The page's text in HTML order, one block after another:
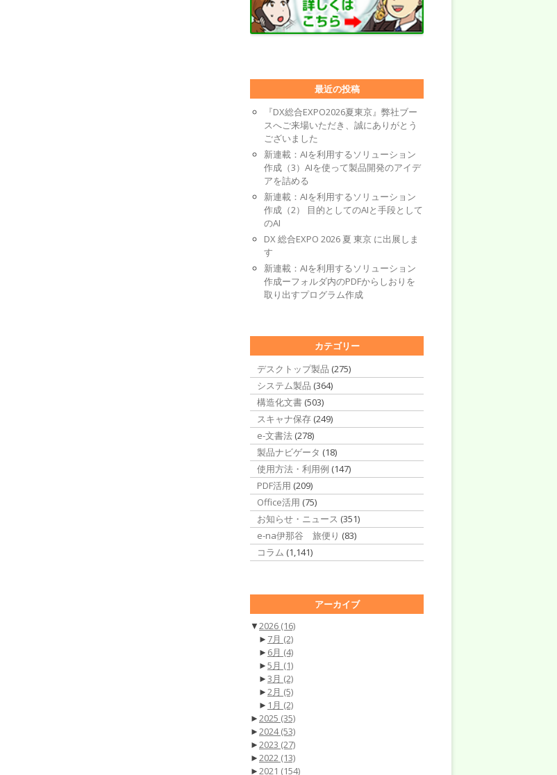
最近の投稿
『DX総合EXPO2026夏東京』弊社ブー
スへご来場いただき、誠にありがとう
ございました
新連載：AIを利用するソリューション
作成（3）AIを使って製品開発のアイデ
アを詰める
新連載：AIを利用するソリューション
作成（2） 目的としてのAIと手段として
のAI
DX 総合EXPO 2026 夏 東京 に出展しま
す
新連載：AIを利用するソリューション
作成ーフォルダ内のPDFからしおりを
取り出すプログラム作成
カテゴリー
デスクトップ製品 (275)
システム製品 (364)
構造化文書 (503)
スキャナ保存 (249)
e-文書法 (278)
製品ナビゲータ (18)
使用方法・利用例 (147)
PDF活用 (209)
Office活用 (75)
お知らせ・ニュース (351)
e-na伊那谷 旅便り (83)
コラム (1,141)
アーカイブ
▼2026 (16)
► 7月 (2)
► 6月 (4)
►5月 (1)
►3月 (2)
►2月 (5)
► 1月 (2)
►2025 (35)
►2024(53)
►2023 (27)
►2022 (13)
►2021 (154)